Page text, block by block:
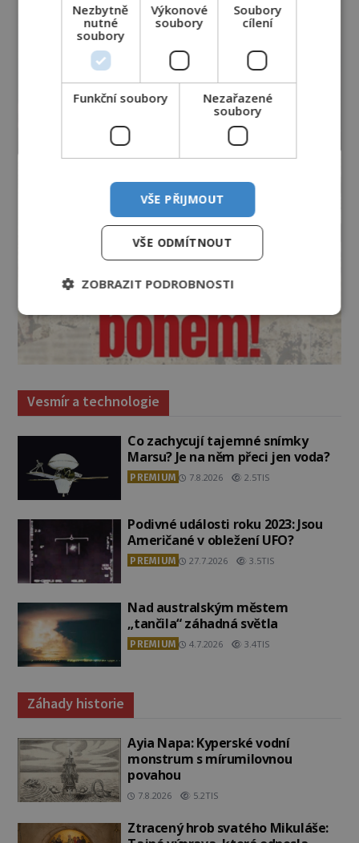
Vesmír a technologie
Co zachycují tajemné snímky
Marsu? Je na něm přeci jen voda?
PREMIUM 7.8.2026 2.5TIS
Podivné události roku 2023: Jsou
Američané v obležení UFO?
PREMIUM 27.7.2026 3.5TIS
Nad australským městem
„tančila“ záhadná světla
PREMIUM 4.7.2026 3.4TIS
Záhady historie
Ayia Napa: Kyperské vodní
monstrum s mírumilovnou
povahou
7.8.2026 5.2TIS
Ztracený hrob svatého Mikuláše:
Nezbytně
nutné
soubory
Výkonové
soubory
Soubory
cílení
Funkční soubory
Nezařazené
soubory
VŠE PŘIJMOUT
VŠE ODMÍTNOUT
ZOBRAZIT PODROBNOSTI